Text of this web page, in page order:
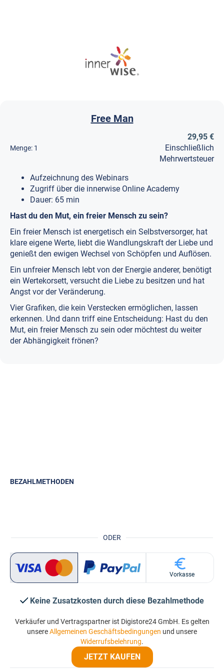
Free Man
Menge: 1
29,95 €
Einschließlich
Mehrwertsteuer
Aufzeichnung des Webinars
Zugriff über die innerwise Online Academy
Dauer: 65 min
Hast du den Mut, ein freier Mensch zu sein?
Ein freier Mensch ist energetisch ein Selbstversorger, hat
klare eigene Werte, liebt die Wandlungskraft der Liebe und
genießt den ewigen Wechsel von Schöpfen und Auflösen.
Ein unfreier Mensch lebt von der Energie anderer, benötigt
ein Wertekorsett, versucht die Liebe zu besitzen und hat
Angst vor der Veränderung.
Vier Grafiken, die kein Verstecken ermöglichen, lassen
erkennen. Und dann triff eine Entscheidung: Hast du den
Mut, ein freier Mensch zu sein oder möchtest du weiter
der Abhängigkeit frönen?
ODER
BEZAHLMETHODEN
Vorkasse
Keine Zusatzkosten durch diese Bezahlmethode
Verkäufer und Vertragspartner ist Digistore24 GmbH. Es gelten
unsereAllgemeinen Geschäftsbedingungen und unsere
Widerrufsbelehrung.
JETZT KAUFEN